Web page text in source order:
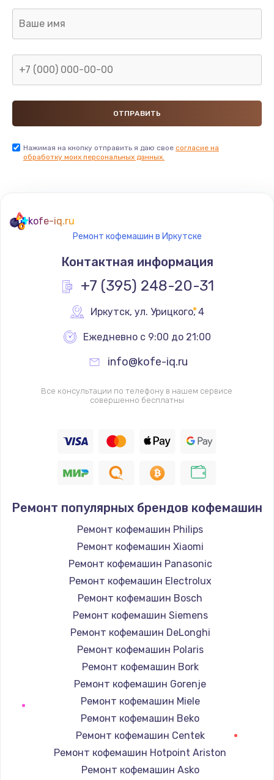
Нажимая на кнопку отправить я даю свое согласие на
обработку моих персональных данных.
kofe-iq.ru
Ремонт кофемашин в Иркутске
Контактная информация
+7 (395) 248-20-31
Иркутск, ул. Урицкого, 4
Ежедневно с 9:00 до 21:00
info@kofe-iq.ru
Все консультации по телефону в нашем сервисе
совершенно бесплатны
Ремонт популярных брендов кофемашин
Ремонт кофемашин Philips
Ремонт кофемашин Xiaomi
Ремонт кофемашин Panasonic
Ремонт кофемашин Electrolux
Ремонт кофемашин Bosch
Ремонт кофемашин Siemens
Ремонт кофемашин DeLonghi
Ремонт кофемашин Polaris
Ремонт кофемашин Bork
Ремонт кофемашин Gorenje
Ремонт кофемашин Miele
Ремонт кофемашин Beko
Ремонт кофемашин Centek
Ремонт кофемашин Hotpoint Ariston
Ремонт кофемашин Asko